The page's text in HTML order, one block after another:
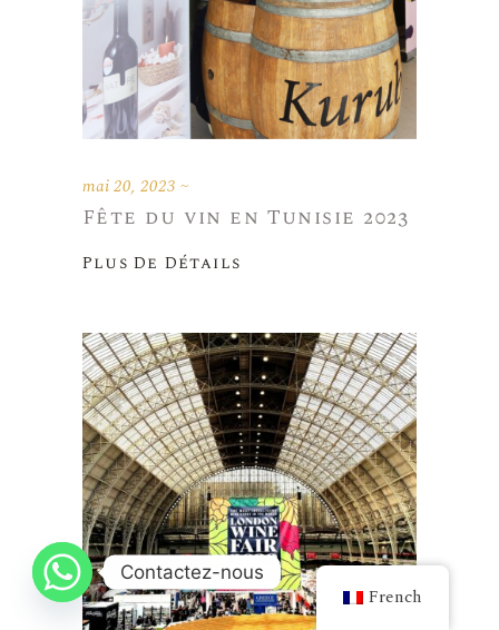
mai 20, 2023
Fête du vin en Tunisie 2023
Plus De Détails
French
Contactez-nous